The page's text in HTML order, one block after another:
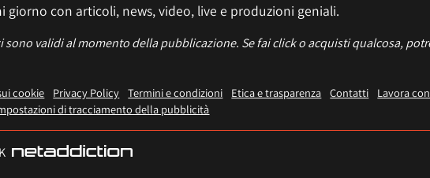
giorno con articoli, news, video, live e produzioni geniali.
sono validi al momento della pubblicazione. Se fai click o acquisti qualcosa,
cookie Privacy Policy Termini e condizioni Etica e trasparenza Contatti
Lavora
di tracciamento della pubblicità